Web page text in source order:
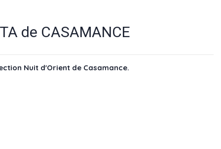
de CASAMANCE
Nuit d'Orient de Casamance.